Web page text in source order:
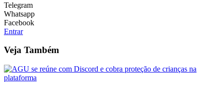
Telegram
Whatsapp
Facebook
Entrar
Veja Também